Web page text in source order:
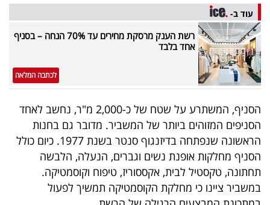
אחרינו:
עוד ב-
רשת הענק מרסקת מחירים עד 70% הנחה – בסניף
אחד בלבד
לכתבה המלאה
הסניף, המשתרע על שטח של כ-2,000 מ"ר, נחשב לאחד
הסניפים המזוהים ביותר של המשביר. מדובר גם בחנות
הראשונה שנפתחה בדיזנגוף סנטר בשנת 1977. כיום כולל
הסניף מחלקות אופנת נשים וגברים, הנעלה, הלבשה
תחתונה, טקסטיל לבית, אקססוריז, טיפוח וקוסמטיקה.
במשביר ציינו כי מחלקת הקוסמטיקה תמשיך לפעול